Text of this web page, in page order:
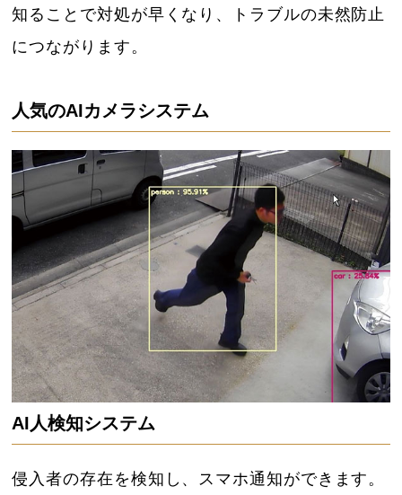
知ることで対処が早くなり、トラブルの未然防止
につながります。
人気のAIカメラシステム
AI人検知システム
侵入者の存在を検知し、スマホ通知ができます。